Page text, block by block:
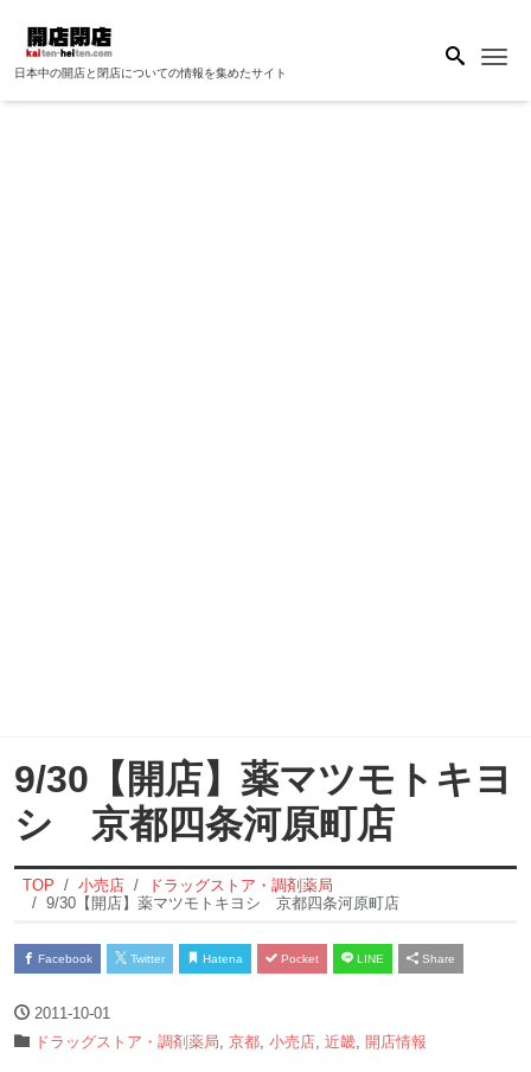
日本中の開店と閉店についての情報を集めたサイト
9/30【開店】薬マツモトキヨ
シ 京都四条河原町店
TOP 小売店
ドラッグストア・調剤薬局
9/30【開店】薬マツモトキヨシ 京都四条河原町店
Facebook Twitter Hatena Pocket LINE Share
2011-10-01
ドラッグストア・調剤薬局 京都 小売店 近畿 開店情報